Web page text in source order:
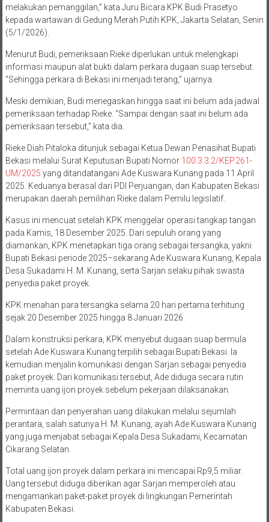
melakukan pemanggilan,” kata Juru Bicara KPK Budi Prasetyo
kepada wartawan di Gedung Merah Putih KPK, Jakarta Selatan, Senin
(5/1/2026).
Menurut Budi, pemeriksaan Rieke diperlukan untuk melengkapi
informasi maupun alat bukti dalam perkara dugaan suap tersebut.
“Sehingga perkara di Bekasi ini menjadi terang,” ujarnya.
Meski demikian, Budi menegaskan hingga saat ini belum ada jadwal
pemeriksaan terhadap Rieke. “Sampai dengan saat ini belum ada
pemeriksaan tersebut,” kata dia.
Rieke Diah Pitaloka ditunjuk sebagai Ketua Dewan Penasihat Bupati
Bekasi melalui Surat Keputusan Bupati Nomor 100.3.3.2/KEP.261-
UM/2025 yang ditandatangani Ade Kuswara Kunang pada 11 April
2025. Keduanya berasal dari PDI Perjuangan, dan Kabupaten Bekasi
merupakan daerah pemilihan Rieke dalam Pemilu legislatif.
Kasus ini mencuat setelah KPK menggelar operasi tangkap tangan
pada Kamis, 18 Desember 2025. Dari sepuluh orang yang
diamankan, KPK menetapkan tiga orang sebagai tersangka, yakni
Bupati Bekasi periode 2025–sekarang Ade Kuswara Kunang, Kepala
Desa Sukadami H. M. Kunang, serta Sarjan selaku pihak swasta
penyedia paket proyek.
KPK menahan para tersangka selama 20 hari pertama terhitung
sejak 20 Desember 2025 hingga 8 Januari 2026.
Dalam konstruksi perkara, KPK menyebut dugaan suap bermula
setelah Ade Kuswara Kunang terpilih sebagai Bupati Bekasi. Ia
kemudian menjalin komunikasi dengan Sarjan sebagai penyedia
paket proyek. Dari komunikasi tersebut, Ade diduga secara rutin
meminta uang ijon proyek sebelum pekerjaan dilaksanakan.
Permintaan dan penyerahan uang dilakukan melalui sejumlah
perantara, salah satunya H. M. Kunang, ayah Ade Kuswara Kunang
yang juga menjabat sebagai Kepala Desa Sukadami, Kecamatan
Cikarang Selatan.
Total uang ijon proyek dalam perkara ini mencapai Rp9,5 miliar.
Uang tersebut diduga diberikan agar Sarjan memperoleh atau
mengamankan paket-paket proyek di lingkungan Pemerintah
Kabupaten Bekasi.